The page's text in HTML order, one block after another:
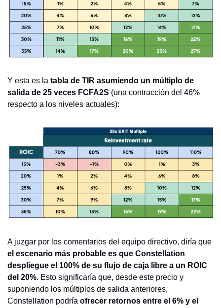
Y esta es la tabla de TIR asumiendo un múltiplo de
salida de 25 veces FCFA2S (una contracción del 46%
respecto a los niveles actuales):
el escenario más probable es que Constellation
despliegue el 100% de su flujo de caja libre a un ROIC
del 20%. Esto significaría que, desde este precio y
suponiendo los múltiplos de salida anteriores,
Constellation podría ofrecer retornos entre el 6% y el